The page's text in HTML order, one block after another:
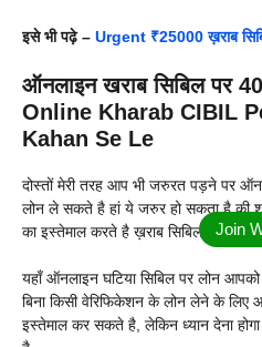
इसे भी पढ़े – Urgent ₹25000 ख़राब
ऑनलाइन खराब सिबिल पर
Online Kharab CIBIL
Kahan Se Le
दोस्तों मेरी तरह आप भी जरुरत पड़ने पर
लोन ले सकते है हां ये जरुर हो सकता है की
का इस्तेमाल करते है ख़राब सिबिल पर लोन
यहाँ ऑनलाइन घटिया सिबिल पर लोन आपको
बिना किसी वेरिफिकेशन के लोन लेने के
इस्तेमाल कर सकते है, लेकिन ध्यान देना होगा